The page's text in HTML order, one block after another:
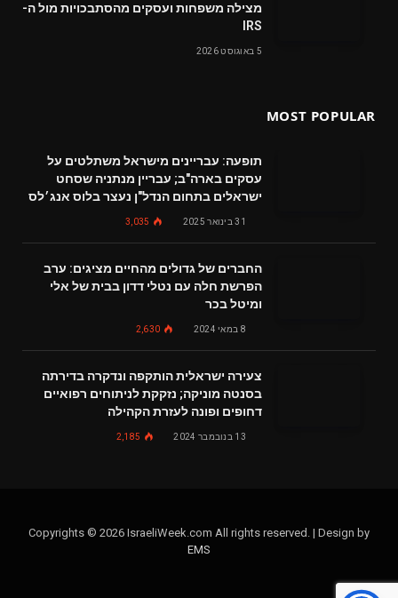
‬מצילה‭ ‬משפחות‭ ‬ועסקים‭ ‬מהסתבכויות‭ ‬מול‭ ‬ה-
IRS
5 באוגוסט 2026
MOST POPULAR
תופעה: עבריינים מישראל משתלטים על
עסקים בארה"ב; עבריין מנתניה שסחט
ישראלים בתחום הנדל"ן נעצר בלוס אנג׳לס
31 בינואר 2025 3,035
החברים של גדולים מהחיים מציגים: ערב
הפרשת חלה עם נטלי דדון בבית של אלי
ומיטל בכר
8 במאי 2024 2,630
צעירה ישראלית הותקפה ונדקרה בדירתה
בסנטה מוניקה; נזקקת לניתוחים רפואיים
דחופים ופונה לעזרת הקהילה
13 בנובמבר 2024 2,185
Copyrights © 2026 IsraeliWeek.com All rights reserved. | Design by
EMS